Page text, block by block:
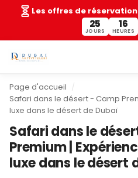
Les offres de
25
JOURS
16
HEURES
Page d'accueil
Safari dans le désert - Camp
luxe dans le désert de Dubaï
Safari dans le
Premium |
luxe dans le désert